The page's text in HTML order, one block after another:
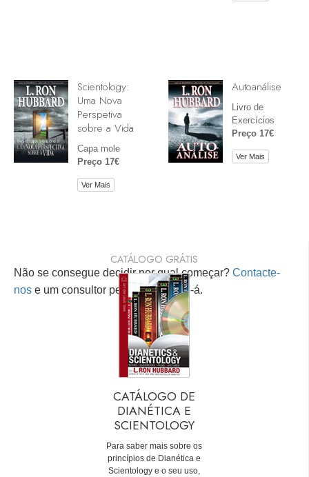
Scientology:
Uma Nova
Perspetiva
sobre a Vida
Capa mole
Preço 17€
Ver Mais
Autoanálise
Livro de
Exercícios
Preço 17€
Ver Mais
Não se consegue decidir por qual começar? Contacte-
nos e um consultor pessoal ajudá-lo-á.
CATÁLOGO GRÁTIS
CATÁLOGO DE
DIANÉTICA E
SCIENTOLOGY
Para saber mais sobre os
princípios de Dianética e
Scientology e o seu uso,